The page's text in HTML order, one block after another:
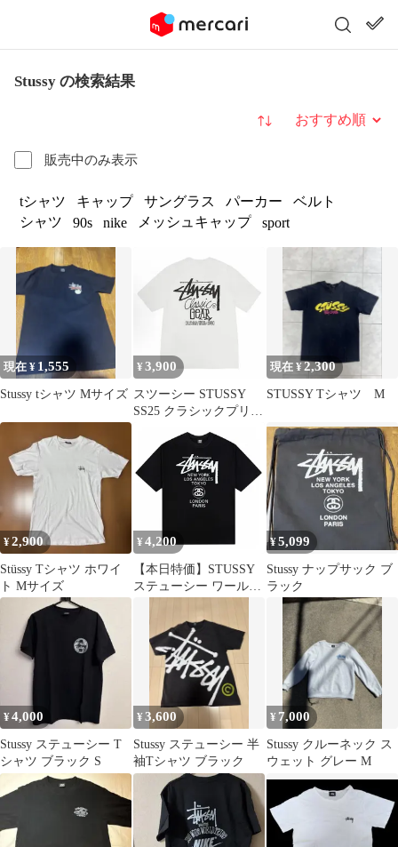
Stussy の検索結果
販売中のみ表示
並び替え
tシャツ キャップ サングラス パーカー
ベルト
シャツ
90s nike メッシュキャップ sport
現在 ¥ 1,555
Stussy tシャツ Mサイズ
¥ 3,900
スツーシー STUSSY
SS25 クラシックプリン
シャツ 男女兼用
現在 ¥2,300
STUSSY Tシャツ M
¥2,900
Stüssy Tシャツ ホワイ
ト Mサイズ
¥ 4,200
【本日特価】STUSSY
ステューシー ワールド
ク世界一周 Tシャツ 半
袖 ユニセックス
¥5,099
Stussy ナップサック ブ
ラック
¥4,000
Stussy ステューシー T
シャツ ブラック S
¥3,600
Stussy ステューシー 半
袖Tシャツ ブラック
¥ 7,000
Stussy クルーネック ス
ウェット グレー M